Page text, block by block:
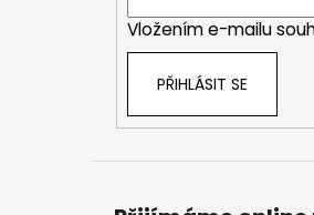
Vložením e-mailu
PŘIHLÁSIT SE